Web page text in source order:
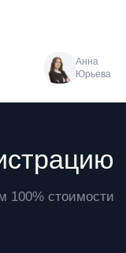
Анна
Юрьева
100% стоимости